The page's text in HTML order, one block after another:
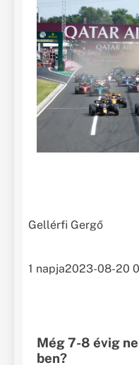
Gellérfi Gergő
1 napja2023-08-20
Még 7-8 évig
ben?